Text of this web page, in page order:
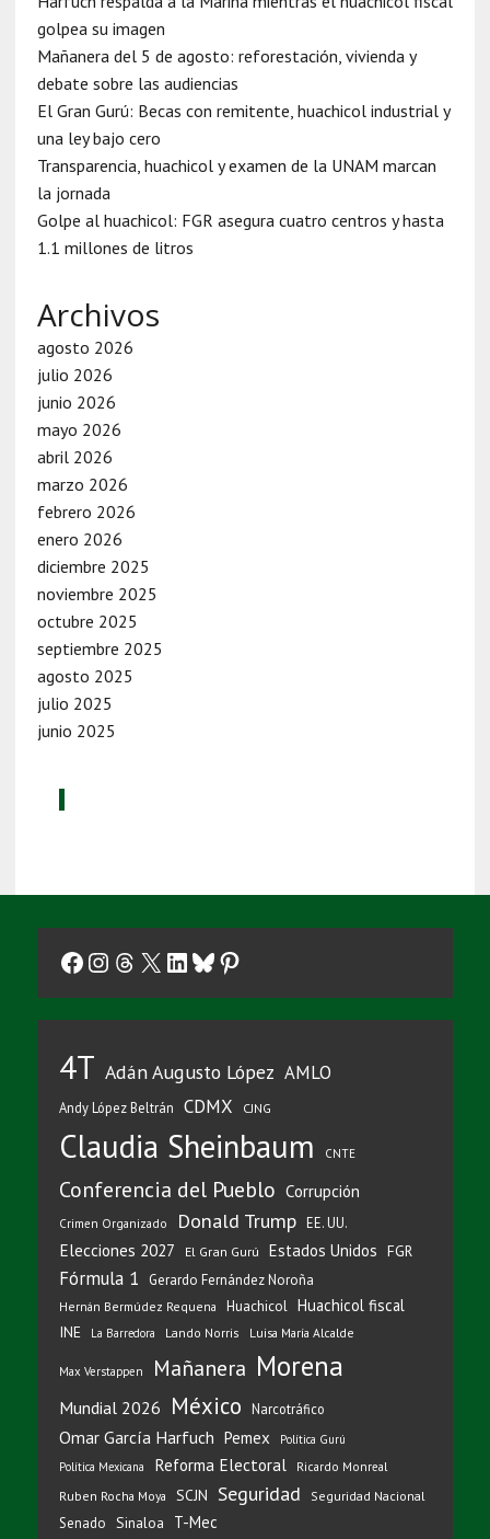
golpea su imagen
Mañanera del 5 de agosto: reforestación, vivienda y
debate sobre las audiencias
El Gran Gurú: Becas con remitente, huachicol industrial y
una ley bajo cero
Transparencia, huachicol y examen de la UNAM marcan
la jornada
Golpe al huachicol: FGR asegura cuatro centros y hasta
1.1 millones de litros
Archivos
agosto 2026
julio 2026
junio 2026
mayo 2026
abril 2026
marzo 2026
febrero 2026
enero 2026
diciembre 2025
noviembre 2025
octubre 2025
septiembre 2025
agosto 2025
julio 2025
junio 2025
Facebook
Instagram
Threads
X LinkedIn
Bluesky
Pinterest
4T Adán Augusto López AMLO
Andy López Beltrán CDMX CJNG
Claudia Sheinbaum CNTE
Conferencia del Pueblo Corrupción
Crimen Organizado Donald Trump EE. UU.
Elecciones 2027 El Gran Gurú Estados Unidos FGR
Fórmula 1 Gerardo Fernández Noroña
Hernán Bermúdez Requena Huachicol Huachicol fiscal
INE La Barredora Lando Norris Luisa María Alcalde
Max Verstappen Mañanera Morena
Mundial 2026 México Narcotráfico
Omar García Harfuch Pemex
Política Gurú
Política Mexicana
Reforma Electoral
Ricardo Monreal
Ruben Rocha Moya
SCJN Seguridad Seguridad Nacional
Senado Sinaloa T-Mec